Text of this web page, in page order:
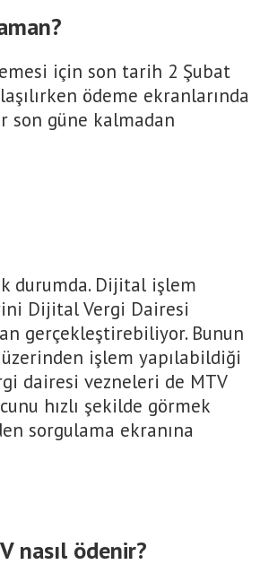
için son tarih 2 Şubat
ödeme ekranlarında
son güne kalmadan
durumda. Dijital işlem
Dijital Vergi Dairesi
gerçekleştirebiliyor. Bunun
işlem yapılabildiği
dairesi vezneleri de MTV
hızlı şekilde görmek
sorgulama ekranına
nasıl ödenir?